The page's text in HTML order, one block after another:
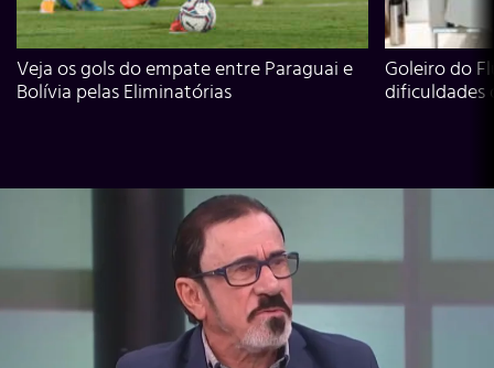
Veja os gols do empate entre Paraguai e
Bolívia pelas Eliminatórias
Goleiro do
dificuldades